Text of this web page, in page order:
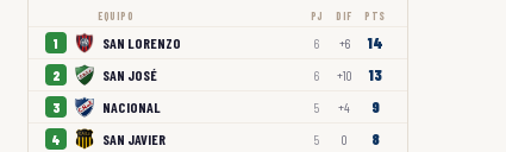
EQUIPO PJ DIF PTS
1 SAN LORENZO 6 +6 14
2 SAN JOSÉ 6 +10 13
3 NACIONAL 5 +4 9
4 SAN JAVIER 5 0 8